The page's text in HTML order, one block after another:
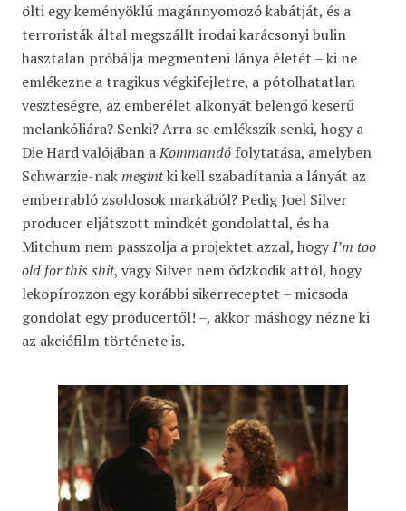
ölti egy keményöklű magánnyomozó kabátját, és a
terroristák által megszállt irodai karácsonyi bulin
hasztalan próbálja megmenteni lánya életét – ki ne
emlékezne a tragikus végkifejletre, a pótolhatatlan
veszteségre, az emberélet alkonyát belengő keserű
melankóliára? Senki? Arra se emlékszik senki, hogy a
Die Hard valójában aKommandó folytatása, amelyben
Schwarzie-nakmegintki kell szabadítania a lányát az
emberrabló zsoldosok markából? Pedig Joel Silver
producer eljátszott mindkét gondolattal, és ha
Mitchum nem passzolja a projektet azzal, hogyI’m too
old for this shit, vagy Silver nem ódzkodik attól, hogy
lekopírozzon egy korábbi sikerreceptet – micsoda
gondolat egy producertől! –, akkor máshogy nézne ki
az akciófilm története is.